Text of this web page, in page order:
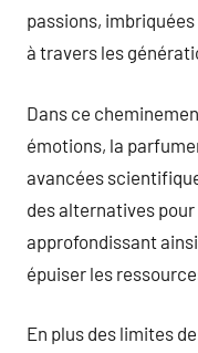
passions,
à travers les
Dans ce
émotions, la
avancées
des alternatives
approfondissant
épuiser les
En plus des limites